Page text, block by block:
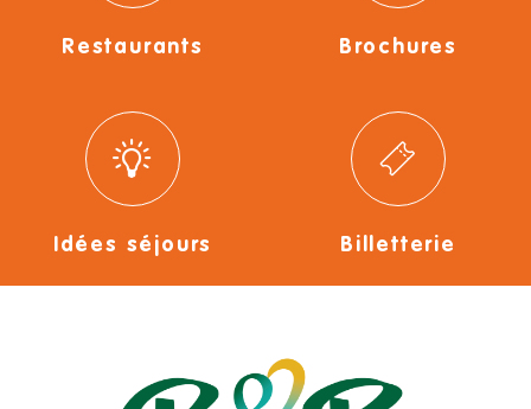
Restaurants Brochures
Idées séjours Billetterie